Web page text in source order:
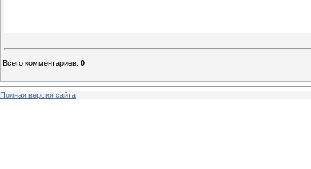
Всего комментариев: 0
Полная версия сайта